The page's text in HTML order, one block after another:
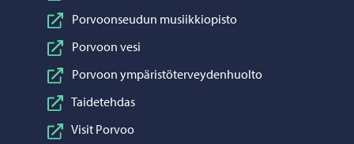
Porvoonseudun musiikkiopisto
Porvoon vesi
Porvoon ympäristöterveydenhuolto
Taidetehdas
Visit Porvoo